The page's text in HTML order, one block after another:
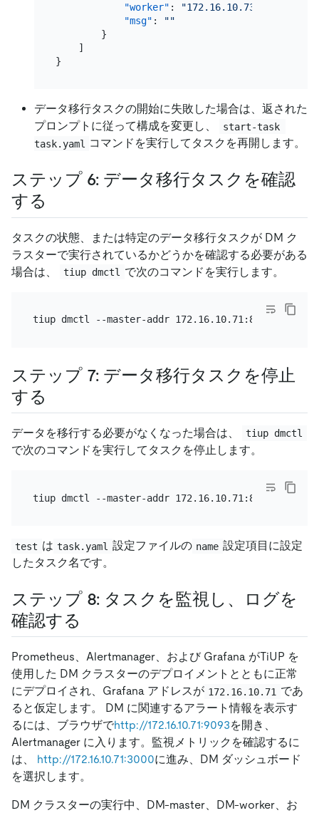
"worker" : "172.16.10.73:8262"
"msg" :
""
}
]
}
データ移行タスクの開始に失敗した場合は、返された
プロンプトに従って構成を変更し、
start-task
task.yaml
コマンドを実行してタスクを再開します。
ステップ 6: データ移行タスクを確認
する
タスクの状態、または特定のデータ移行タスクが DM ク
ラスターで実行されているかどうかを確認する必要がある
場合は、
tiup dmctl で次のコマンドを実行します。
ステップ 7: データ移行タスクを停止
する
データを移行する必要がなくなった場合は、 tiup dmctl
で次のコマンドを実行してタスクを停止します。
tiup dmctl --master-addr 172.16.10.71:8261 stop-
test は task.yaml 設定ファイルの name 設定項目に設定
したタスク名です。
ステップ 8: タスクを監視し、ログを
確認する
Prometheus、Alertmanager、および Grafana がTiUP を
使用した DM クラスターのデプロイメントとともに正常
にデプロイされ、Grafana アドレスが 172.16.10.71 であ
ると仮定します。 DM に関連するアラート情報を表示す
るには、ブラウザでhttp://172.16.10.71:9093を開き、
Alertmanager に入ります。監視メトリックを確認するに
は、 http://172.16.10.71:3000に進み、DM ダッシュボード
を選択します。
DM クラスターの実行中、DM-master、DM-worker、お